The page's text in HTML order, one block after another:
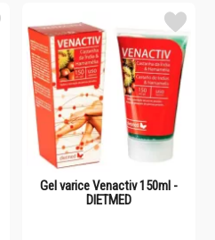
Gel varice Venactiv 150ml -
DIETMED